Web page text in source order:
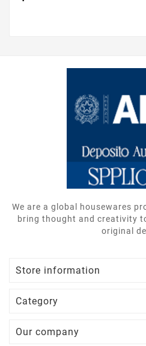
We are a global housewares
bring thought and creativity
original
Store information
Category
Our company